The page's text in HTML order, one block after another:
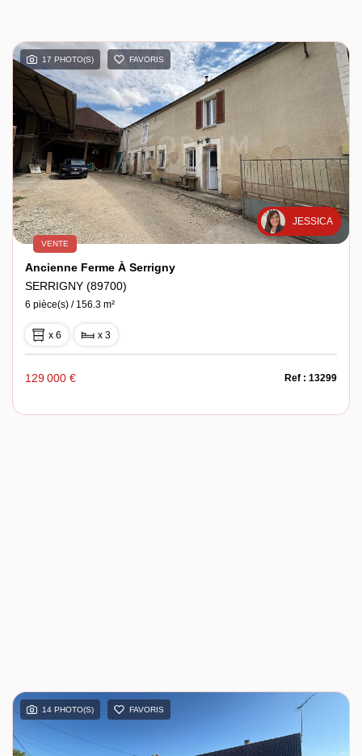
17 PHOTO(S) FAVORIS
JESSICA
VENTE
Ancienne Ferme À Serrigny
SERRIGNY (89700)
6 pièce(s) / 156.3 m²
x 6 x 3
129 000 € Ref : 13299
14 PHOTO(S) FAVORIS